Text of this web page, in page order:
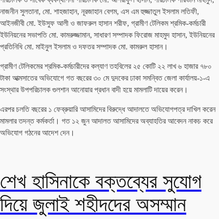
নাজনীন সুলতানা, মো. শাহজাহান, নূরজাহান বেগম, এস এম হুজ্জাতুল ইসলাম লতিফী,
আইনজীবী মো. ইউসুফ আলী ও জাফরুল হাসান শরীফ, গ্রামীণ টেলিকম শ্রমিক-কর্মচারী
ইউনিয়নের সভাপতি মো. কামরুজ্জামান, সাধারণ সম্পাদক ফিরোজ মাহমুদ হাসান, ইউনিয়নের
প্রতিনিধি মো. মাইনুল ইসলাম ও দফতর সম্পাদক মো. কামরুল হাসান।
গ্রামীণ টেলিকমের শ্রমিক-কর্মচারীদের কল্যাণ তহবিলের ২৫ কোটি ২২ লাখ ৬ হাজার ৭৮০
টাকা আত্মসাতের অভিযোগে গত বছরের ৩০ মে দুদকের ঢাকা সমন্বিত জেলা কার্যালয়-১-এ
সংস্থার উপপরিচালক গুলশান আনোয়ার প্রধান বাদী হয়ে মামলাটি দায়ের করেন।
এরপর চলতি বছরের ১ ফেব্রুয়ারি আসামিদের বিরুদ্ধে আদালতে অভিযোগপত্র দাখিল করেন
মামলার তদন্ত কর্মকর্তা। গত ১২ জুন আদালত আসামিদের অব্যাহতির আবেদন নাকচ করে
অভিযোগ গঠনের আদেশ দেন।
শেখ হাসিনাকে বক্তব্যের সুযোগ
দিয়ে জুলাই শহীদদের অসম্মান